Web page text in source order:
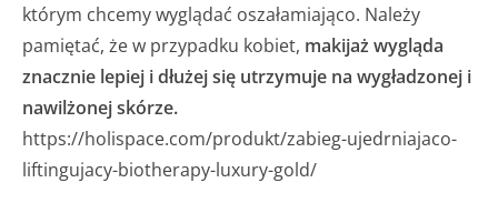
którym chcemy wyglądać oszałamiająco. Należy
pamiętać, że w przypadku kobiet, makijaż wygląda
znacznie lepiej i dłużej się utrzymuje na wygładzonej i
nawilżonej skórze.
https://holispace.com/produkt/zabieg-ujedrniajaco-
liftingujacy-biotherapy-luxury-gold/